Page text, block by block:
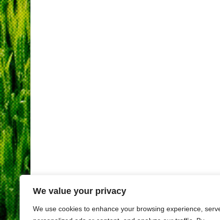
We value your privacy
We use cookies to enhance your browsing experience,